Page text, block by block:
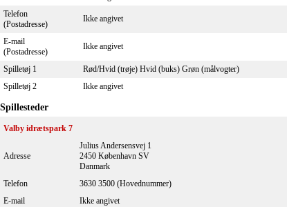
Telefon
(Postadresse)
Ikke angivet
E-mail
(Postadresse)
Ikke angivet
Spilletøj 1
Rød/Hvid (trøje) Hvid (buks) Grøn (målvogter)
Spilletøj 2
Ikke angivet
Spillesteder
Valby idrætspark 7
Adresse
Julius Andersensvej 1
2450 København SV
Danmark
Telefon
3630 3500 (Hovednummer)
E-mail
Ikke angivet